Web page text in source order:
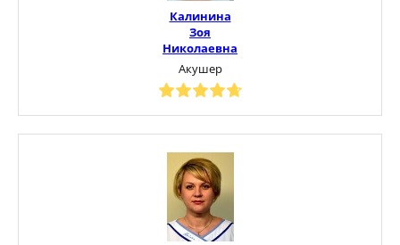
Калинина
Зоя
Николаевна
Акушер